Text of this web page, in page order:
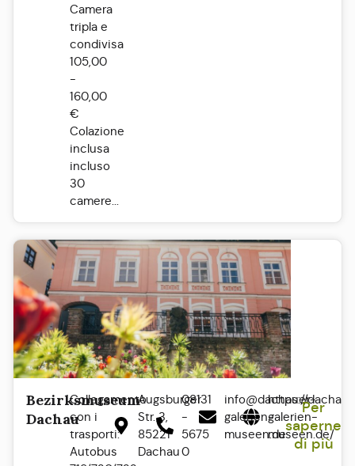
Camera
tripla e
condivisa
105,00
-
160,00
€
Colazione
inclusa
incluso
30
camere...
Bezirksmuseum
Dachau
Collegamento
con i
trasporti:
Autobus
Augsburger
Str. 3,
85221
Dachau
08131
-
5675
0
info@dachauer-
galerien-
museen.de
https://
galerien-
museen.de/
Per
saperne
di più